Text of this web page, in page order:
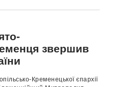
звершив
Кременецької єпархії